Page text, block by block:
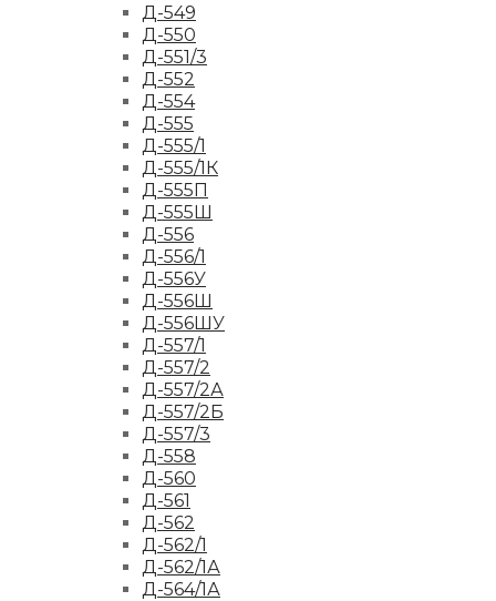
Д-549
Д-550
Д-551/3
Д-552
Д-554
Д-555
Д-555/1
Д-555/1К
Д-555П
Д-555Ш
Д-556
Д-556/1
Д-556У
Д-556Ш
Д-556ШУ
Д-557/1
Д-557/2
Д-557/2А
Д-557/2Б
Д-557/3
Д-558
Д-560
Д-561
Д-562
Д-562/1
Д-562/1А
Д-564/1А